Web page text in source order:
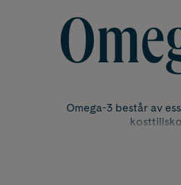
Omega-3 består av